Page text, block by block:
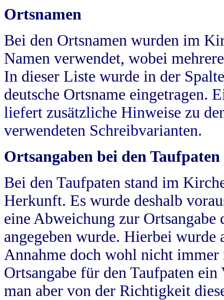
Ortsnamen
Bei den Ortsnamen wurden im
Namen verwendet, wobei
In dieser Liste wurde in der
deutsche Ortsname eingetragen.
liefert zusätzliche Hinweise zu
verwendeten Schreibvarianten.
Ortsangaben bei den Taufpaten
Bei den Taufpaten stand im
Herkunft. Es wurde deshalb
eine Abweichung zur
angegeben wurde. Hierbei wurde
Annahme doch wohl nicht
Ortsangabe für den Taufpaten
man aber von der Richtigkeit